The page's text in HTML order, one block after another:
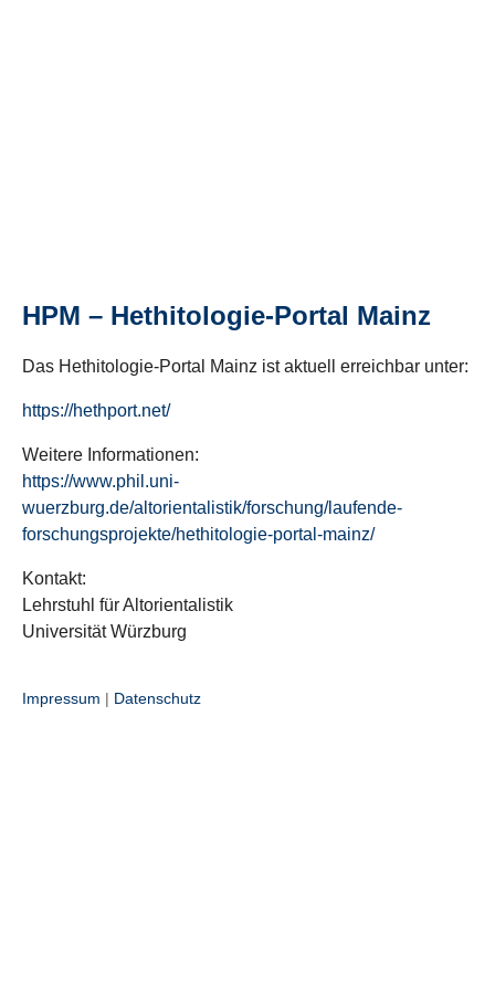
HPM – Hethitologie-Portal Mainz
Das Hethitologie-Portal Mainz ist aktuell erreichbar unter:
https://hethport.net/
Weitere Informationen:
https://www.phil.uni-
wuerzburg.de/altorientalistik/forschung/laufende-
forschungsprojekte/hethitologie-portal-mainz/
Kontakt:
Lehrstuhl für Altorientalistik
Universität Würzburg
Impressum | Datenschutz